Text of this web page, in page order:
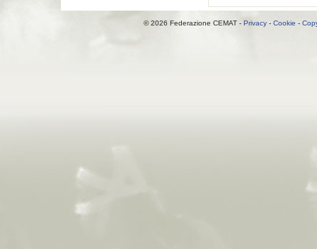
© 2026 Federazione CEMAT - Privacy - Cookie -